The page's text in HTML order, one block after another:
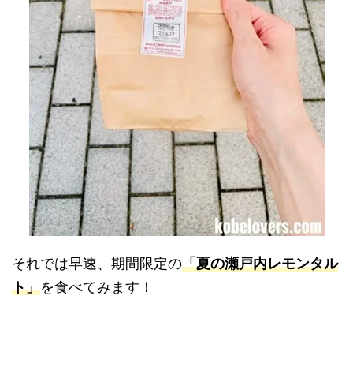
それでは早速、期間限定の「夏の瀬戸内レモンタル
ト」を食べてみます！